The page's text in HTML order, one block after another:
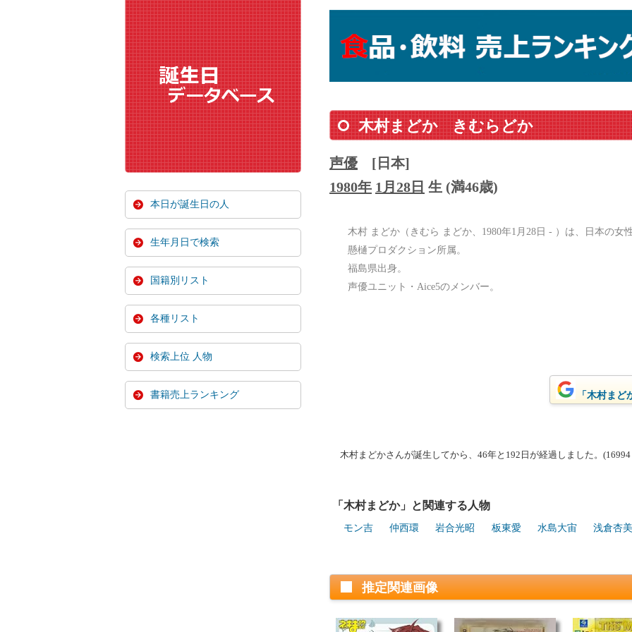
木村まどか きむらどか
声優
[日本]
1980年 1月28日 生 (満46歳)
木村 まどか（きむら まどか、1980年1月28日 - ）は、日本の女
懸樋プロダクション所属。
福島県出身。
声優ユニット・Aice5のメンバー。
「木村まど
木村まどかさんが誕生してから、46年と192日が経過しました。
「木村まどか」と関連する人物
モン吉 仲西環 岩合光昭 板東愛 水島大宙 浅倉杏美
推定関連画像
本日が誕生日の人
生年月日で検索
国籍別リスト
各種リスト
検索上位 人物
書籍売上ランキング